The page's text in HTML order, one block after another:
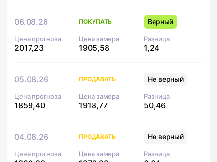
06.08.26 ПОКУПАТЬ
Цена прогноза
2017,23
Цена замера
1905,58
Разница
1,24
Верный
05.08.26 ПРОДАВАТЬ
Цена прогноза
1859,40
Цена замера
1918,77
Разница
50,46
Не верный
04.08.26 ПРОДАВАТЬ
Цена прогноза Цена замера Разница
Не верный